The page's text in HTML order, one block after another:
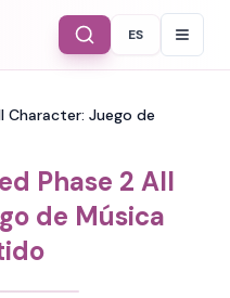
Select
ES
Character: Juego de
Phase 2 All
de Música